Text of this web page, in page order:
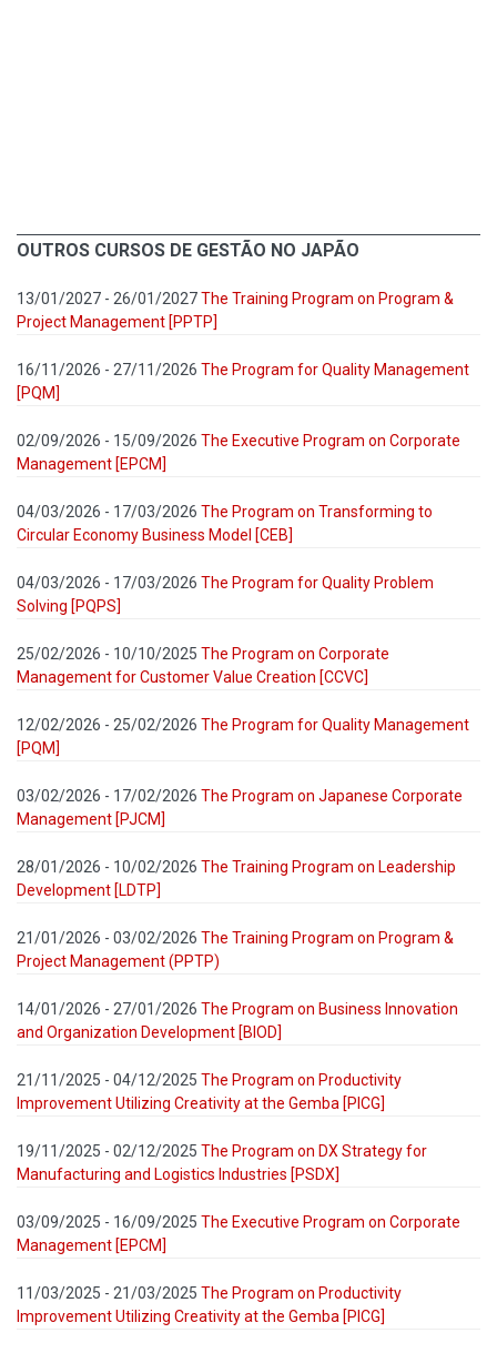
OUTROS CURSOS DE GESTÃO NO JAPÃO
13/01/2027 - 26/01/2027The Training Program on Program &
Project Management [PPTP]
16/11/2026 - 27/11/2026 The Program for Quality Management
[PQM]
02/09/2026 - 15/09/2026 The Executive Program on Corporate
Management [EPCM]
04/03/2026 - 17/03/2026 The Program on Transforming to
Circular Economy Business Model [CEB]
04/03/2026 - 17/03/2026 The Program for Quality Problem
Solving [PQPS]
25/02/2026 - 10/10/2025 The Program on Corporate
Management for Customer Value Creation [CCVC]
12/02/2026 - 25/02/2026 The Program for Quality Management
[PQM]
03/02/2026 - 17/02/2026 The Program on Japanese Corporate
Management [PJCM]
28/01/2026 - 10/02/2026 The Training Program on Leadership
Development [LDTP]
21/01/2026 - 03/02/2026 The Training Program on Program &
Project Management (PPTP)
14/01/2026 - 27/01/2026 The Program on Business Innovation
and Organization Development [BIOD]
21/11/2025 - 04/12/2025 The Program on Productivity
Improvement Utilizing Creativity at the Gemba [PICG]
19/11/2025 - 02/12/2025 The Program on DX Strategy for
Manufacturing and Logistics Industries [PSDX]
03/09/2025 - 16/09/2025 The Executive Program on Corporate
Management [EPCM]
11/03/2025 - 21/03/2025 The Program on Productivity
Improvement Utilizing Creativity at the Gemba [PICG]